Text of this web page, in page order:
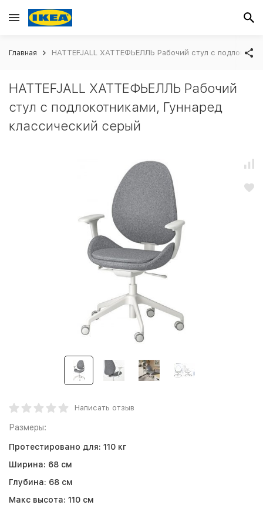
Главная HATTEFJALL ХАТТЕФЬЕЛЛЬ Рабочий стул с
HATTEFJALL ХАТТЕФЬЕЛЛЬ Рабочий
стул с подлокотниками, Гуннаред
классический серый
Написать отзыв
Размеры:
Протестировано для: 110 кг
Ширина: 68 см
Глубина: 68 см
Макс высота: 110 см